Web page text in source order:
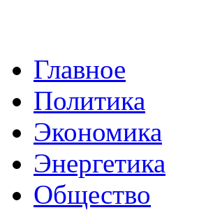
Главное
Политика
Экономика
Энергетика
Общество